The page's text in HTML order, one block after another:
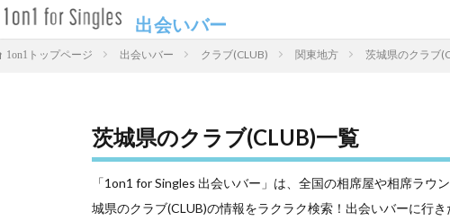
出会いバー
1on1トップページ 出会いバー クラブ(CLUB) 関東地方 茨城県のクラブ
茨城県のクラブ(CLUB)一覧
「1on1 for Singles 出会いバー」は、全国の相席屋や相席ラ
城県のクラブ(CLUB)の情報をラクラク検索！出会いバーに行